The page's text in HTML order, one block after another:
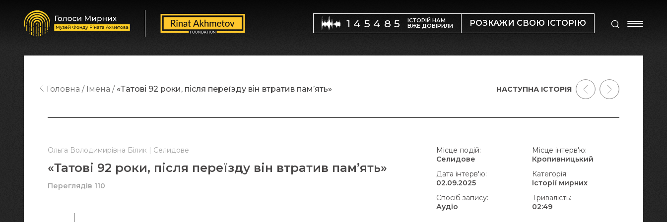
145485 ІСТОРІЙ НАМ
ВЖЕ ДОВІРИЛИ РОЗКАЖИ СВОЮ ІСТОРІЮ
Ольга Володимирівна Білик | Селидове
«Татові 92 роки, після переїзду він втратив пам’ять»
Переглядів 110
Головна Імена «Татові 92 роки, після переїзду він втратив пам’ять»
Місце подій:
Селидове
Місце інтерв'ю:
Кропивницький
Дата інтерв'ю:
02.09.2025
Категорія:
Історії мирних
Спосіб запису:
Аудіо
Тривалість:
02:49
НАСТУПНА ІСТОРІЯ